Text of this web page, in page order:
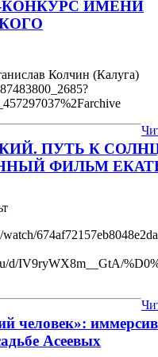
ИМЕНИ
Колчин (Калуга)
ПУТЬ К
ФИЛЬМ
d/IV9ryWX8m__GtA/
человек»:
Асеевых